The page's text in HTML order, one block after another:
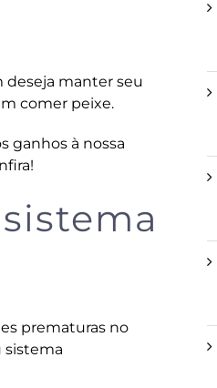
deseja manter seu
comer peixe.
ganhos à nossa
prematuras no
sistema